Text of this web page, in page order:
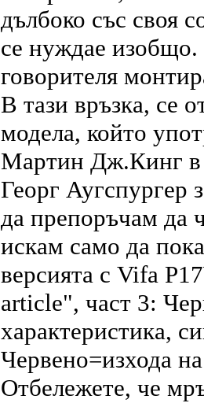
дълбоко със своя
се нуждае изобщо.
говорителя
В тази връзка, се
модела, който
Мартин Дж.Кинг в
Георг Аугспургер
да препоръчам да
искам само да
версията с Vifa
article", част 3:
характеристика,
Червено=изхода
Отбележете, че